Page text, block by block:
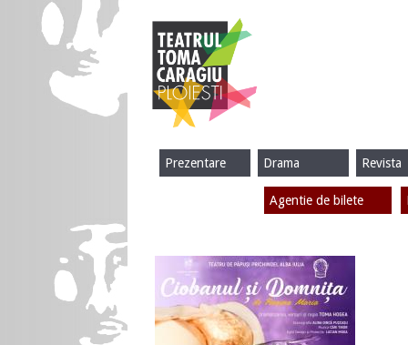
Revista
Drama
Prezentare
Agentie de bilete